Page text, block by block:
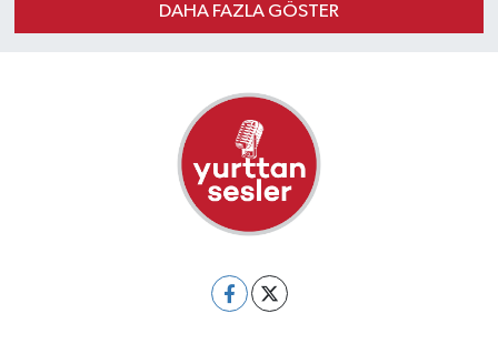
DAHA FAZLA GÖSTER